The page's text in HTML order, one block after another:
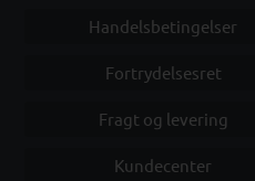
Handelsbetingelser
Fortrydelsesret
Fragt og levering
Kundecenter